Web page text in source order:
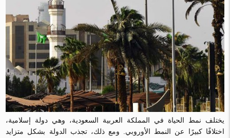
يختلف نمط الحياة في المملكة العربية السعودية، وهي دولة إسلامية،
اختلافًا كبيرًا عن النمط الأوروبي. ومع ذلك، تجذب الدولة بشكل متزايد